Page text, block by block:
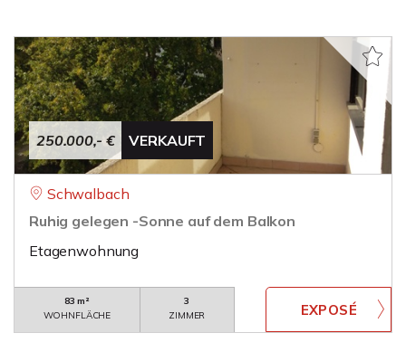
250.000,- € VERKAUFT
Schwalbach
Ruhig gelegen -Sonne auf dem Balkon
Etagenwohnung
83 m²
WOHNFLÄCHE
3
ZIMMER